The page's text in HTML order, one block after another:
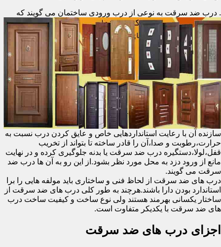
. درب ضد سرقت به نوعی از درب ورودی ساختمان می گویند که
سازنده آن با رعایت استانداردهایی خاص و عایق کردن درب نسبت به
حرارت،رطوبت و صدا،آن را قادر ساخته تا بتواند از تخریب
قفل،لولا،دستگیره درب ضد سرقت یا بدنه جلوگیری کرده و در نهایت
مانع از ورود دزد به محل مورد نظر بشود.از این رو به آن ها درب ضد
سرقت می گویند.
درب های ضد سرقت از لحاظ فنی و ساختاری باید مولفه هایی را برا
استاندارد بودن دارا باشند.هرچند به طور کلی درب های ضد سرقت از
ساختار یکسانی بهرمند هستند ولی نوع ساخت و کیفیت ساخت درب
های ضد سرقت با یکدیکر متفاوت است.
اجزای درب های ضد سرقت